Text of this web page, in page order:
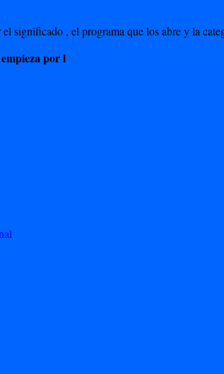
significado , el programa que los abre y la
por l